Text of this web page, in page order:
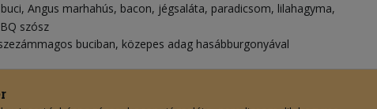
Angus marhahús bacon jégsaláta paradicsom lilahagyma
szósz
buciban, közepes adag hasábburgonyával